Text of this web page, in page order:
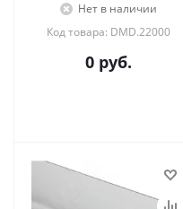
Нет в наличии
Код товара: DMD.22000
0 руб.